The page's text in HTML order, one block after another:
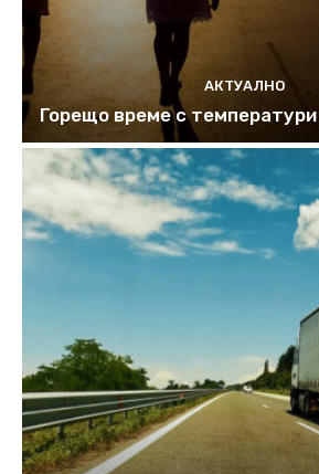
АКТУАЛНО
Горещо време с